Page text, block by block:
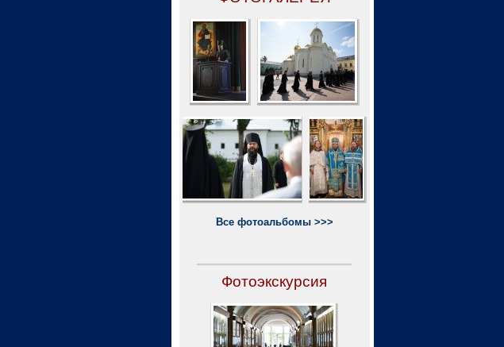
Все фотоальбомы >>>
Фотоэкскурсия